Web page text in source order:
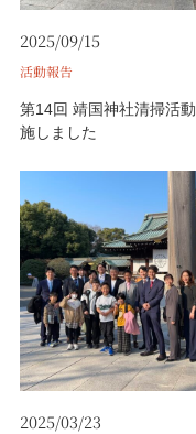
2025/09/15
活動報告
第14回 靖国神社清掃活
施しました
2025/03/23